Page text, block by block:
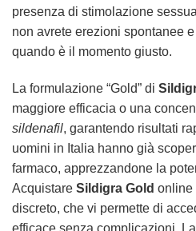
presenza di stimolazione
non avrete erezioni spontanee
quando è il momento giusto.
La formulazione “Gold” di
maggiore efficacia o una
sildenafil, garantendo risultati
uomini in Italia hanno già
farmaco, apprezzandone la
Acquistare Sildigra Gold online
discreto, che vi permette di
efficace senza complicazioni.